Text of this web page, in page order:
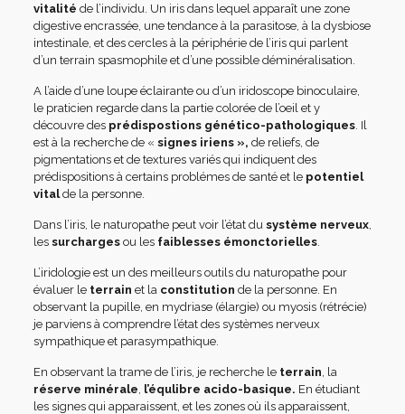
vitalité de l’individu. Un iris dans lequel apparaît une zone
digestive encrassée, une tendance à la parasitose, à la dysbiose
intestinale, et des cercles à la périphérie de l’iris qui parlent
d’un terrain spasmophile et d’une possible déminéralisation.
A l’aide d’une loupe éclairante ou d’un iridoscope binoculaire,
le praticien regarde dans la partie colorée de l’oeil et y
découvre des prédispostions génético-pathologiques. Il
est à la recherche de « signes iriens », de reliefs, de
pigmentations et de textures variés qui indiquent des
prédispositions à certains problémes de santé et le potentiel
vitalde la personne.
Dans l’iris, le naturopathe peut voir l’état du système nerveux,
les surchargesou les faiblesses émonctorielles.
L’iridologie est un des meilleurs outils du naturopathe pour
évaluer le terrain et la constitution de la personne. En
observant la pupille, en mydriase (élargie) ou myosis (rétrécie)
je parviensà comprendre l’état des systèmes nerveux
sympathique et parasympathique.
En observant la trame de l’iris, je recherche le terrain , la
réserve minérale l’équlibre acido-basique. En étudiant
les signes qui apparaissent, et les zones où ils apparaissent,